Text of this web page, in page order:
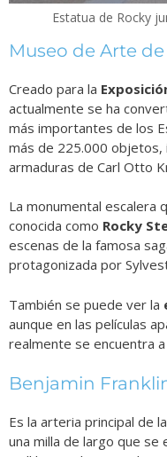
Estatua de Rocky
Museo de Arte
Creado para la
actualmente se ha
más importantes de los
más de 225.000 objetos,
armaduras de Carl Otto
La monumental escalera
conocida como Rocky
escenas de la famosa
protagonizada por
También se puede ver la
aunque en las películas
realmente se encuentra
Benjamin
Es la arteria principal de
una milla de largo que se